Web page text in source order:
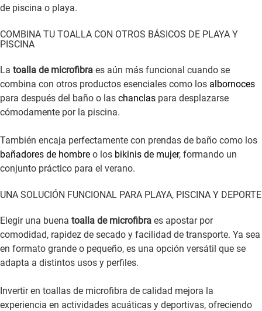
de piscina o playa.
COMBINA TU TOALLA CON OTROS BÁSICOS DE PLAYA Y
PISCINA
La toalla de microfibra es aún más funcional cuando se
combina con otros productos esenciales como los albornoces
para después del baño o las chanclas para desplazarse
cómodamente por la piscina.
También encaja perfectamente con prendas de baño como los
bañadores de hombre o los bikinis de mujer, formando un
conjunto práctico para el verano.
UNA SOLUCIÓN FUNCIONAL PARA PLAYA, PISCINA Y DEPORTE
Elegir una buena toalla de microfibra es apostar por
comodidad, rapidez de secado y facilidad de transporte. Ya sea
en formato grande o pequeño, es una opción versátil que se
adapta a distintos usos y perfiles.
Invertir en toallas de microfibra de calidad mejora la
experiencia en actividades acuáticas y deportivas, ofreciendo